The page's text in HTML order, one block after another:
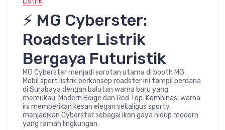
⚡ MG Cyberster:
Roadster Listrik
Bergaya Futuristik
MG Cyberster menjadi sorotan utama di booth MG.
Mobil sport listrik berkonsep roadster ini tampil perdana
di Surabaya dengan balutan warna baru yang
memukau: Modern Beige dan Red Top. Kombinasi warna
ini memberikan kesan elegan sekaligus sporty,
menjadikan Cyberster sebagai ikon gaya hidup modern
yang ramah lingkungan.